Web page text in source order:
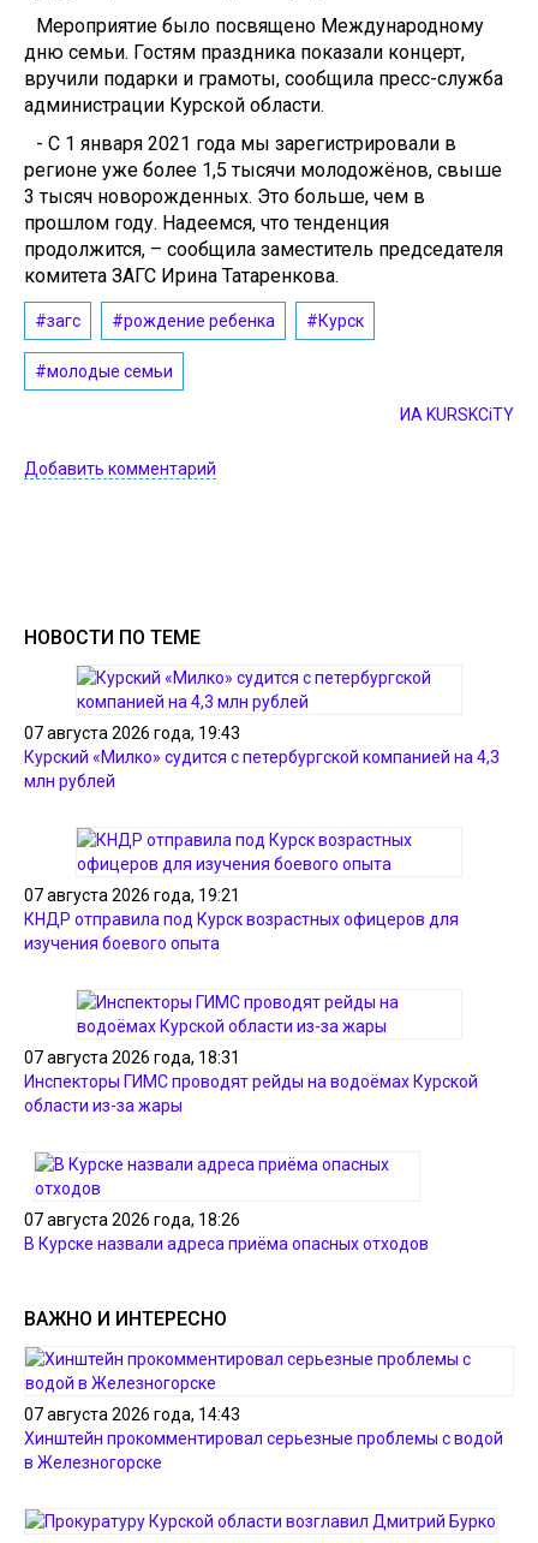
Мероприятие было посвящено Международному
дню семьи. Гостям праздника показали концерт,
вручили подарки и грамоты, сообщила пресс-служба
администрации Курской области.
- С 1 января 2021 года мы зарегистрировали в
регионе уже более 1,5 тысячи молодожёнов, свыше
3 тысяч новорожденных. Это больше, чем в
прошлом году. Надеемся, что тенденция
продолжится, – сообщила заместитель председателя
комитета ЗАГС Ирина Татаренкова.
#загс #рождение ребенка #Курск
#молодые семьи
ИА KURSKCiTY
Добавить комментарий
НОВОСТИ ПО ТЕМЕ
07 августа 2026 года, 19:43
Курский «Милко» судится с петербургской компанией на 4,3
млн рублей
07 августа 2026 года, 19:21
КНДР отправила под Курск возрастных офицеров для
изучения боевого опыта
07 августа 2026 года, 18:31
Инспекторы ГИМС проводят рейды на водоёмах Курской
области из-за жары
07 августа 2026 года, 18:26
В Курске назвали адреса приёма опасных отходов
ВАЖНО И ИНТЕРЕСНО
07 августа 2026 года, 14:43
Хинштейн прокомментировал серьезные проблемы с водой
в Железногорске